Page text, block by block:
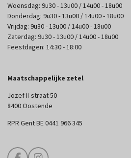
Woensdag: 9u30 - 13u00 / 14u00 - 18u00
Donderdag: 9u30 - 13u00 / 14u00 - 18u00
Vrijdag: 9u30 - 13u00 / 14u00 - 18u00
Zaterdag: 9u30 - 13u00 / 14u00 - 18u00
Feestdagen: 14:30 - 18:00
Maatschappelijke zetel
Jozef II-straat 50
8400 Oostende
RPR Gent BE 0441 966 345